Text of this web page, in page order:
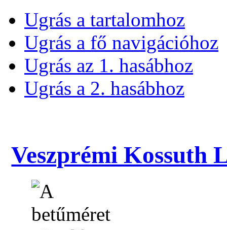
Ugrás a tartalomhoz
Ugrás a fő navigációhoz
Ugrás az 1. hasábhoz
Ugrás a 2. hasábhoz
Veszprémi Kossuth